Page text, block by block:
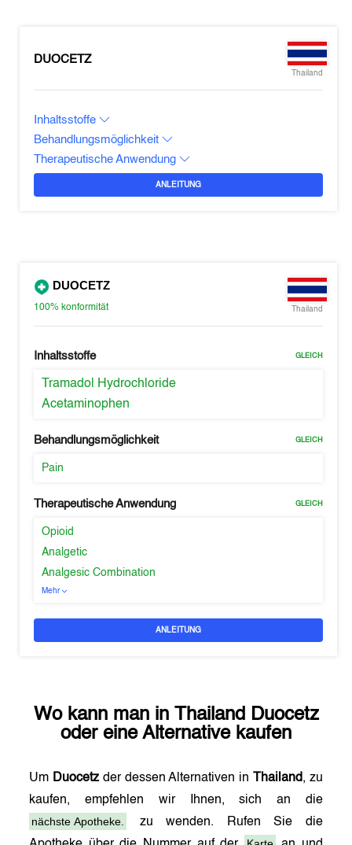
DUOCETZ
Thailand
Inhaltsstoffe
Behandlungsmöglichkeit
Therapeutische Anwendung
ANLEITUNG
DUOCETZ
100% konformität Thailand
Inhaltsstoffe GLEICH
Tramadol Hydrochloride
Acetaminophen
Behandlungsmöglichkeit GLEICH
Pain
Therapeutische Anwendung GLEICH
Opioid
Analgetic
Analgesic Combination
Mehr
ANLEITUNG
Wo kann man in Thailand Duocetz
oder eine Alternative kaufen
Um Duocetz der dessen Alternativen in Thailand, zu
kaufen, empfehlen wir Ihnen, sich an die
nächste Apotheke.
zu wenden. Rufen Sie die